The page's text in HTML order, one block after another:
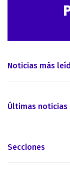
Noticias más
Últimas noticias
Secciones